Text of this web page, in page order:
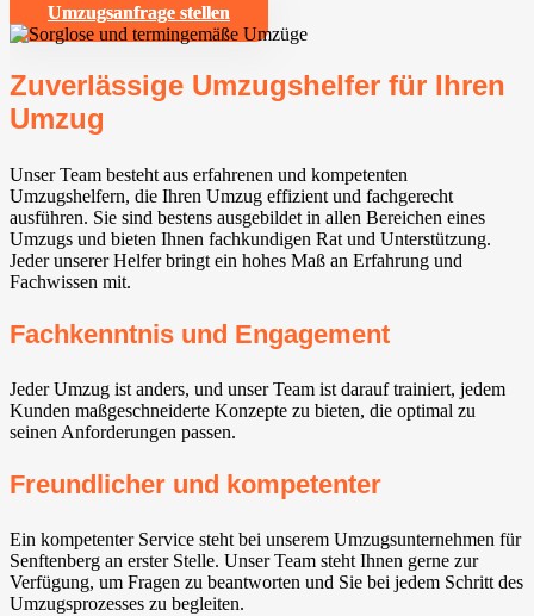
Umzugsanfrage stellen
Zuverlässige Umzugshelfer für Ihren
Umzug
Unser Team besteht aus erfahrenen und kompetenten
Umzugshelfern, die Ihren Umzug effizient und fachgerecht
ausführen. Sie sind bestens ausgebildet in allen Bereichen eines
Umzugs und bieten Ihnen fachkundigen Rat und Unterstützung.
Jeder unserer Helfer bringt ein hohes Maß an Erfahrung und
Fachwissen mit.
Fachkenntnis und Engagement
Jeder Umzug ist anders, und unser Team ist darauf trainiert, jedem
Kunden maßgeschneiderte Konzepte zu bieten, die optimal zu
seinen Anforderungen passen.
Freundlicher und kompetenter
Ein kompetenter Service steht bei unserem Umzugsunternehmen für
Senftenberg an erster Stelle. Unser Team steht Ihnen gerne zur
Verfügung, um Fragen zu beantworten und Sie bei jedem Schritt des
Umzugsprozesses zu begleiten.